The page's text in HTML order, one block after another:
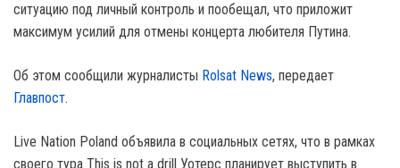
ситуацию под личный контроль и пообещал, что приложит
максимум усилий для отмены концерта любителя Путина.
Об этом сообщили журналисты Rolsat News, передает
Главпост.
Live Nation Poland объявила в социальных сетях, что в рамках
своего тура This is not a drill Уотерс планирует выступить в